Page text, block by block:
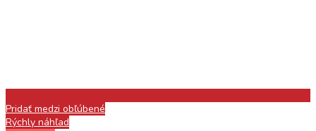
Pridať medzi obľúbené
Rýchly náhľad